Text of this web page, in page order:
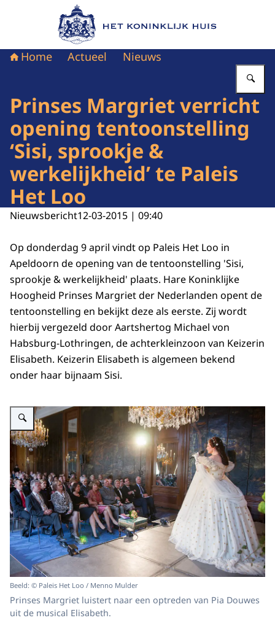
Naar de homepage van Het Koninklijk Huis
Home Actueel Nieuws
Prinses Margriet verricht
opening tentoonstelling
‘Sisi, sprookje &
werkelijkheid’ te Paleis
Het Loo
Nieuwsbericht12-03-2015 | 09:40
Op donderdag 9 april vindt op Paleis Het Loo in
Apeldoorn de opening van de tentoonstelling 'Sisi,
sprookje & werkelijkheid' plaats. Hare Koninklijke
Hoogheid Prinses Margriet der Nederlanden opent de
tentoonstelling en bekijkt deze als eerste. Zij wordt
hierbij vergezeld door Aartshertog Michael von
Habsburg-Lothringen, de achterkleinzoon van Keizerin
Elisabeth. Keizerin Elisabeth is algemeen bekend
onder haar bijnaam Sisi.
Vergroot afbeelding Apeldoorn, 9 april 2015: Prinses Margriet luistert
Beeld: © Paleis Het Loo / Menno Mulder
Prinses Margriet luistert naar een optreden van Pia Douwes
uit de musical Elisabeth.